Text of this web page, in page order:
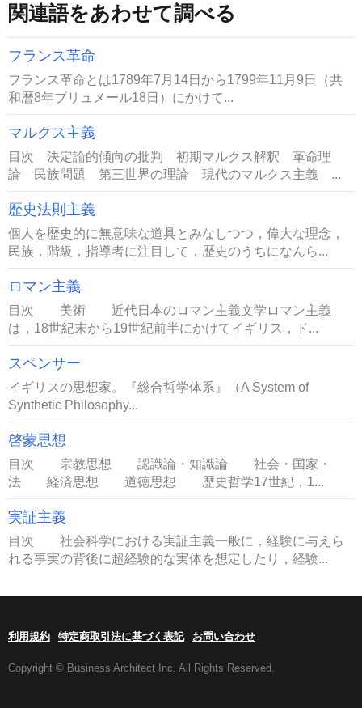
関連語をあわせて調べる
フランス革命
フランス革命とは1789年7月14日から1799年11月9日（共
和暦8年ブリュメール18日）にかけて...
マルクス主義
目次 決定論的傾向の批判 初期マルクス解釈 革命理
論 民族問題 第三世界の理論 現代のマルクス主義 ...
歴史法則主義
個人を歴史的に無意味な道具とみなしつつ，偉大な理念，
民族，階級，指導者に注目して，歴史のうちになんら...
ロマン主義
目次 美術 近代日本のロマン主義文学ロマン主義
は，18世紀末から19世紀前半にかけてイギリス，ド...
スペンサー
イギリスの思想家。『総合哲学体系』（A System of
Synthetic Philosophy...
啓蒙思想
目次 宗教思想 認識論・知識論 社会・国家・
法 経済思想 道徳思想 歴史哲学17世紀，1...
実証主義
目次 社会科学における実証主義一般に，経験に与えら
れる事実の背後に超経験的な実体を想定したり，経験...
利用規約 特定商取引法に基づく表記 お問い合わせ
Copyright © Business Architect Inc. All Rights Reserved.